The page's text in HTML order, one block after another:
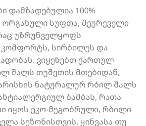
დამზადებულია 100%
სუფთა, შეურეველი
უზრუნველყოფს
კომფორტს, სირბილეს და
ვიყენებთ ქართულ
შალს თუშეთის მთებიდან,
ნატურალურ რბილ შალს
ბამბას, რათა
იყოს ეკო-მეგობრული, რბილი
სეზონისთვის, ყინვასა თუ